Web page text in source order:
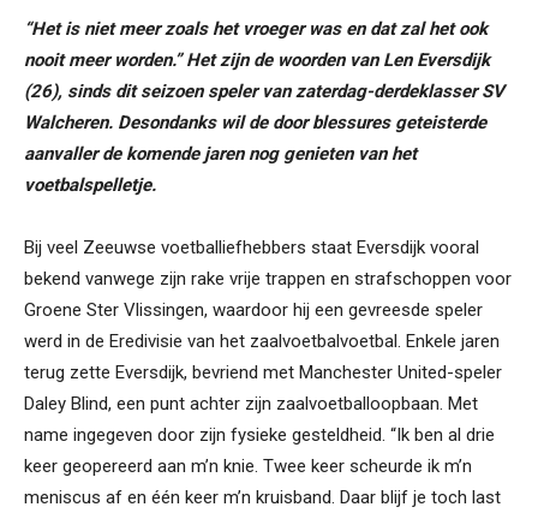
“Het is niet meer zoals het vroeger was en dat zal het ook
nooit meer worden.” Het zijn de woorden van Len Eversdijk
(26), sinds dit seizoen speler van zaterdag-derdeklasser SV
Walcheren. Desondanks wil de door blessures geteisterde
aanvaller de komende jaren nog genieten van het
voetbalspelletje.
Bij veel Zeeuwse voetballiefhebbers staat Eversdijk vooral
bekend vanwege zijn rake vrije trappen en strafschoppen voor
Groene Ster Vlissingen, waardoor hij een gevreesde speler
werd in de Eredivisie van het zaalvoetbalvoetbal. Enkele jaren
terug zette Eversdijk, bevriend met Manchester United-speler
Daley Blind, een punt achter zijn zaalvoetballoopbaan. Met
name ingegeven door zijn fysieke gesteldheid. “Ik ben al drie
keer geopereerd aan m’n knie. Twee keer scheurde ik m’n
meniscus af en één keer m’n kruisband. Daar blijf je toch last